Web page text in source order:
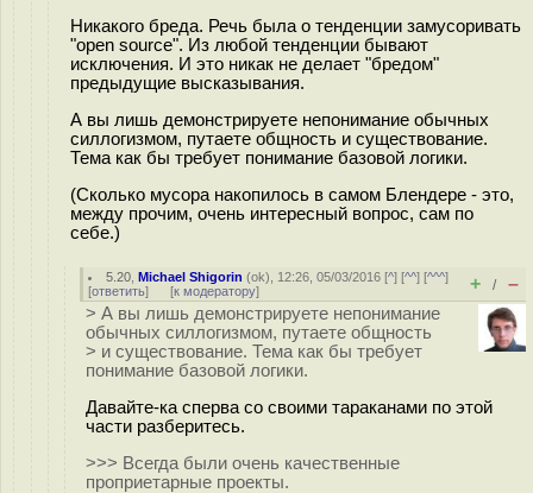
Никакого бреда. Речь была о тенденции замусоривать
"open source". Из любой тенденции бывают
исключения. И это никак не делает "бредом"
предыдущие высказывания.
А вы лишь демонстрируете непонимание обычных
силлогизмом, путаете общность и существование.
Тема как бы требует понимание базовой логики.
(Сколько мусора накопилось в самом Блендере - это,
между прочим, очень интересный вопрос, сам по
себе.)
5.20 ,Michael Shigorin (ok), 12:26, 05/03/2016 [^] [^^] [^^^]
[ответить] [к модератору] + / –
> А вы лишь демонстрируете непонимание
обычных силлогизмом, путаете общность
> и существование. Тема как бы требует
понимание базовой логики.
Давайте-ка сперва со своими тараканами по этой
части разберитесь.
>>> Всегда были очень качественные
проприетарные проекты.